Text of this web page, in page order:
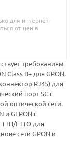
для интернет-
от цен в
требованиям
Class B+ для GPON,
RJ45) для
порт SC с
оптической сети.
и GEPON с
FTTO для
сети GPON и